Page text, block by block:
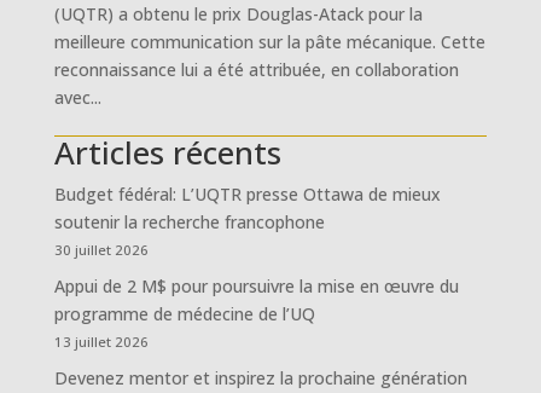
(UQTR) a obtenu le prix Douglas-Atack pour la
meilleure communication sur la pâte mécanique. Cette
reconnaissance lui a été attribuée, en collaboration
avec...
Articles récents
Budget fédéral: L’UQTR presse Ottawa de mieux
soutenir la recherche francophone
30 juillet 2026
Appui de 2 M$ pour poursuivre la mise en œuvre du
programme de médecine de l’UQ
13 juillet 2026
Devenez mentor et inspirez la prochaine génération